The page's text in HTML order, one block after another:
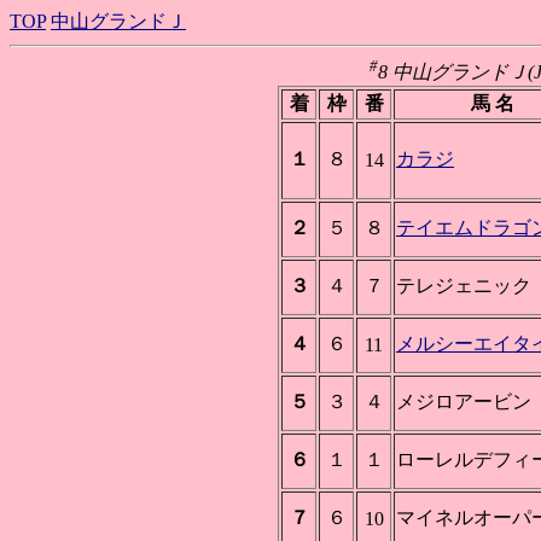
TOP 中山グランドＪ
#8 中山グランドＪ
着
枠 番 馬 名
１ ８ 14 カラジ
２ ５ ８ テイエムドラゴ
３ ４ ７ テレジェニック
４ ６ 11 メルシーエイタ
５ ３ ４ メジロアービン
６ １ １ ローレルデフィ
７ ６ 10 マイネルオーパ